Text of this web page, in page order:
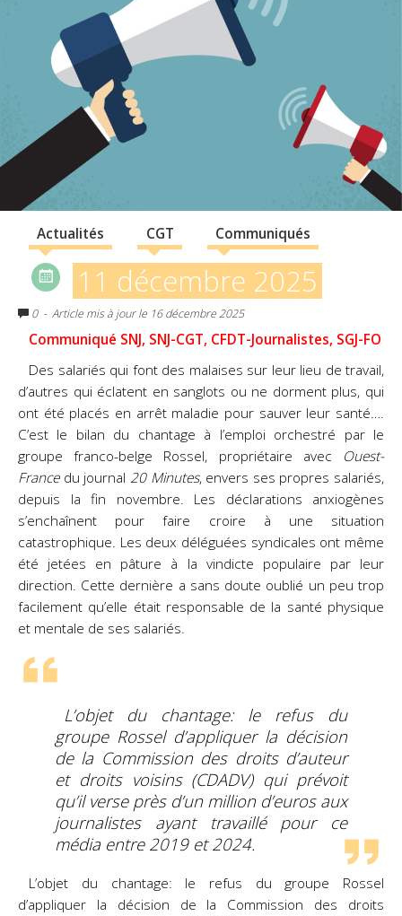
Actualités CGT Communiqués
11 décembre 2025
0 - Article mis à jour le 16 décembre 2025
Communiqué SNJ, SNJ-CGT, CFDT-Journalistes, SGJ-FO
Des salariés qui font des malaises sur leur lieu de travail,
d’autres qui éclatent en sanglots ou ne dorment plus, qui
ont été placés en arrêt maladie pour sauver leur santé….
C’est le bilan du chantage à l’emploi orchestré par le
groupe franco-belge Rossel, propriétaire avec Ouest-
Francedu journal 20 Minutes, envers ses propres salariés,
depuis la fin novembre. Les déclarations anxiogènes
s’enchaînent pour faire croire à une situation
catastrophique. Les deux déléguées syndicales ont même
été jetées en pâture à la vindicte populaire par leur
direction. Cette dernière a sans doute oublié un peu trop
facilement qu’elle était responsable de la santé physique
et mentale de ses salariés.
L’objet du chantage: le refus du
groupe Rossel d’appliquer la décision
de la Commission des droits d’auteur
et droits voisins (CDADV) qui prévoit
qu’il verse près d’un million d’euros aux
journalistes ayant travaillé pour ce
média entre 2019 et 2024.
L’objet du chantage: le refus du groupe Rossel
d’appliquer la décision de la Commission des droits